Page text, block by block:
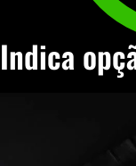
Indica